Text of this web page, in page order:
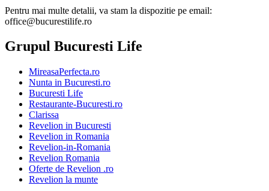
Pentru mai multe detalii, va stam la dispozitie pe email:
office@bucurestilife.ro
Grupul Bucuresti Life
MireasaPerfecta.ro
Nunta in Bucuresti.ro
Bucuresti Life
Restaurante-Bucuresti.ro
Clarissa
Revelion in Bucuresti
Revelion in Romania
Revelion-in-Romania
Revelion Romania
Oferte de Revelion .ro
Revelion la munte